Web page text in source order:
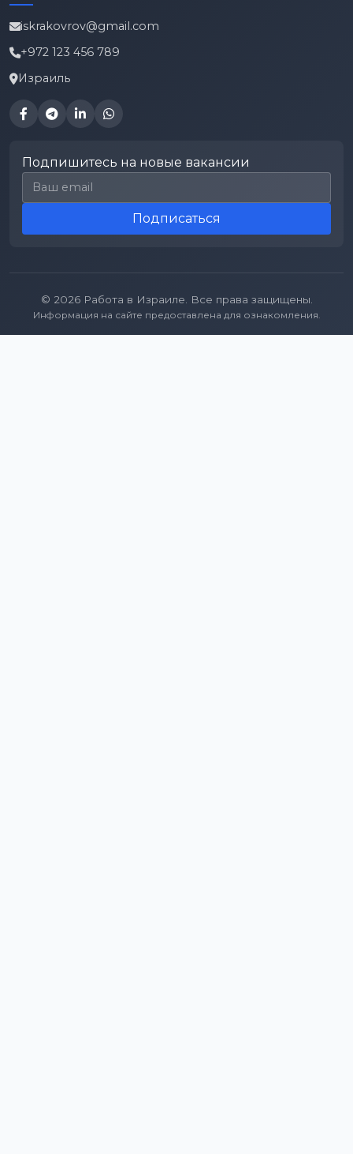
iskrakovrov@gmail.com
+972 123 456 789
Израиль
Подпишитесь на новые вакансии
Email для подписки
Подписаться
© 2026 Работа в Израиле. Все права защищены.
Информация на сайте предоставлена для ознакомления.